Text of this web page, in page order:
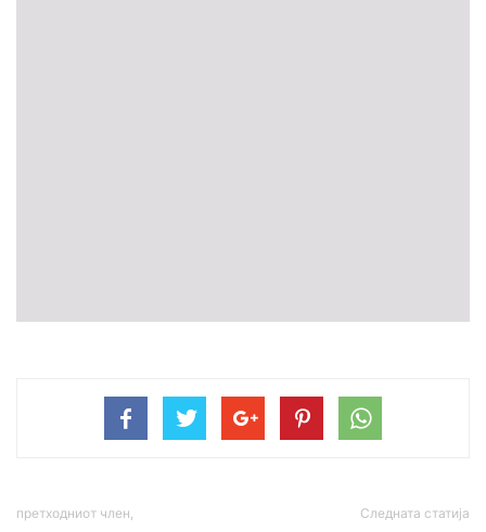
претходниот член, Следната статија